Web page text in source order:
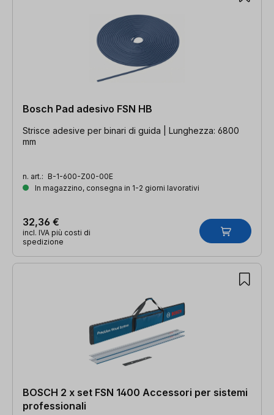
Bosch Pad adesivo FSN HB
Strisce adesive per binari di guida | Lunghezza: 6800
mm
n. art.: B-1-600-Z00-00E
In magazzino, consegna in 1-2 giorni lavorativi
32,36 €
incl. IVA più costi di
spedizione
BOSCH 2 x set FSN 1400 Accessori per sistemi
professionali